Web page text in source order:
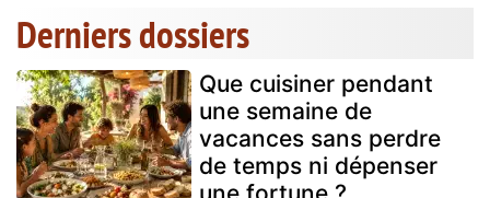
Derniers dossiers
Que cuisiner pendant
une semaine de
vacances sans perdre
de temps ni dépenser